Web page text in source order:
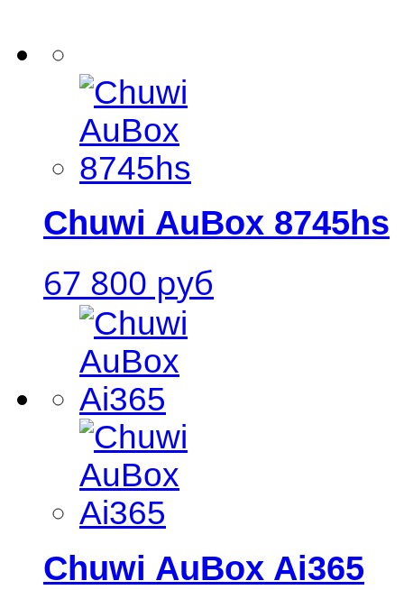
Chuwi AuBox 8745hs
67 800 руб
Chuwi AuBox Ai365